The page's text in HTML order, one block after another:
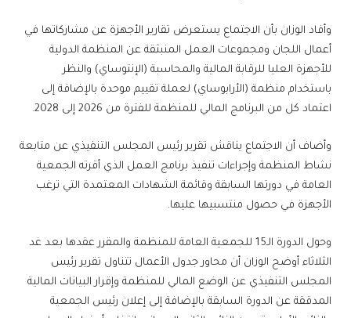
وأفاد الوزان بأن الاجتماع يستعرض تقارير الأجهزة عن مشاركاتها في
أعمال اللجان ومجموعات العمل المنبثقة عن المنظمة الدولية
للأجهزة العليا للرقابة المالية والمحاسبة (الإنتوساي) والنظر
باستخدام منظمة (الأرابوساي) لعملة تقييم موحدة بالإضافة إلى
اعتماد كل من البرنامج المالي للمنظمة للفترة من 2026 إلى 2028.
وأضاف أن الاجتماع يناقش تقرير رئيس المجلس التنفيذي عن متابعة
نشاط المنظمة وإجراءات تنفيذ برنامج العمل الذي أقرته الجمعية
العامة في دورتها السابقة وقائمة الشهادات المعتمدة التي ترغب
الأجهزة في حصول منتسبيها عليها.
وحول الدورة الـ15 للجمعية العامة للمنظمة والمقرر عقدها بعد غد
الثلاثاء أوضح الوزان أن محاور جدول الأعمال تتناول تقرير رئيس
المجلس التنفيذي عن الوضع المالي للمنظمة وإقرار البيانات المالية
المدققة عن الدورة السابقة بالإضافة إلى إعلان رئيس الجمعية